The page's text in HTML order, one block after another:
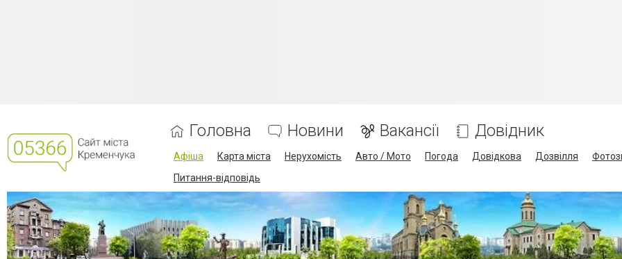
Головна Новини Вакансії Довідник
Афіша Карта міста Нерухомість Авто / Мото Погода Довідкова Дозвілля
Питання-відповідь